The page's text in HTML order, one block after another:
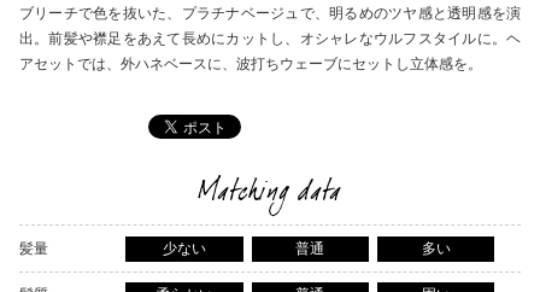
ブリーチで色を抜いた、プラチナベージュで、明るめのツヤ感と透明感を演
出。前髪や襟足をあえて長めにカットし、オシャレなウルフスタイルに。ヘ
アセットでは、外ハネベースに、波打ちウェーブにセットし立体感を。
Matching data
髪量 少ない 普通 多い